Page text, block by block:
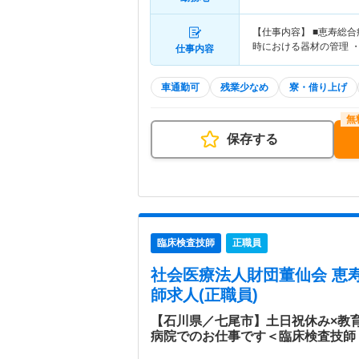
仕事内容
【仕事内容】 ■恵寿総
時における器材の管
車通勤可 残業少なめ 寮・借り上げ
保存する
臨床検査技師 正職員
社会医療法人財団董仙会 恵
師求人(正職員)
【石川県／七尾市】土日祝休み×
病院でのお仕事です＜臨床検査技師